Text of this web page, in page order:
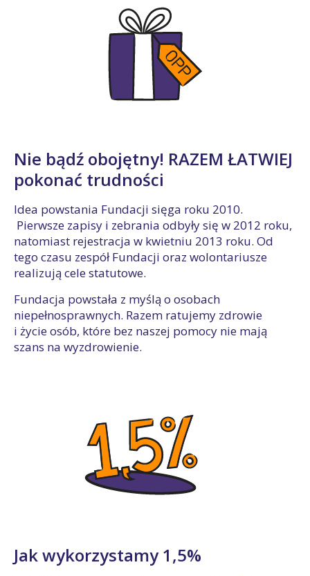
Nie bądź obojętny! RAZEM ŁATWIEJ
pokonać trudności
Idea powstania Fundacji sięga roku 2010.
Pierwsze zapisy i zebrania odbyły się w 2012 roku,
natomiast rejestracja w kwietniu 2013 roku. Od
tego czasu zespół Fundacji oraz wolontariusze
realizują cele statutowe.
Fundacja powstała z myślą o osobach
niepełnosprawnych. Razem ratujemy zdrowie
i życie osób, które bez naszej pomocy nie mają
szans na wyzdrowienie.
Jak wykorzystamy 1,5%